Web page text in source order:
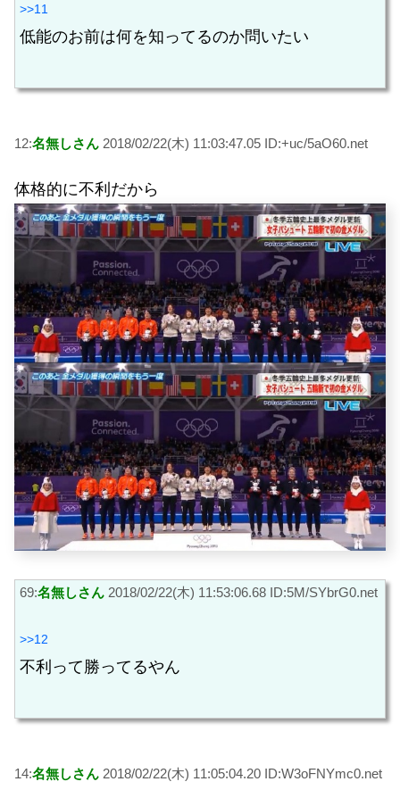
>>11
低能のお前は何を知ってるのか問いたい
12:名無しさん 2018/02/22(木) 11:03:47.05 ID:+uc/5aO60.net
体格的に不利だから
69:名無しさん 2018/02/22(木) 11:53:06.68 ID:5M/SYbrG0.net
>>12
不利って勝ってるやん
14:名無しさん 2018/02/22(木) 11:05:04.20 ID:W3oFNYmc0.net